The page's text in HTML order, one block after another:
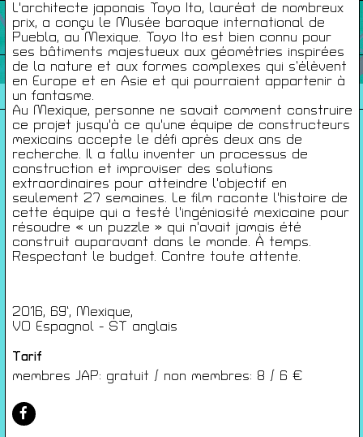
L'architecte japonais Toyo Ito, lauréat de nombreux
prix, a conçu le Musée baroque international de
Puebla, au Mexique. Toyo Ito est bien connu pour
ses bâtiments majestueux aux géométries inspirées
de la nature et aux formes complexes qui s’élèvent
en Europe et en Asie et qui pourraient appartenir à
un fantasme.
Au Mexique, personne ne savait comment construire
ce projet jusqu'à ce qu'une équipe de constructeurs
mexicains accepte le défi après deux ans de
recherche. Il a fallu inventer un processus de
construction et improviser des solutions
extraordinaires pour atteindre l'objectif en
seulement 27 semaines. Le film raconte l'histoire de
cette équipe qui a testé l'ingéniosité mexicaine pour
résoudre « un puzzle » qui n'avait jamais été
construit auparavant dans le monde. À temps.
Respectant le budget. Contre toute attente.
2016, 69’, Mexique,
VO Espagnol - ST anglais
Tarif
membres JAP: gratuit / non membres: 8 / 6 €
Cartes De Membre
Saisons Précédentes
À propos
Infos pratiques
Carte de membres
S'inscrire à la Newsletter
Mentions légales
Gérer les cookies
Conférences
Films
Architecture + Film
Expositions